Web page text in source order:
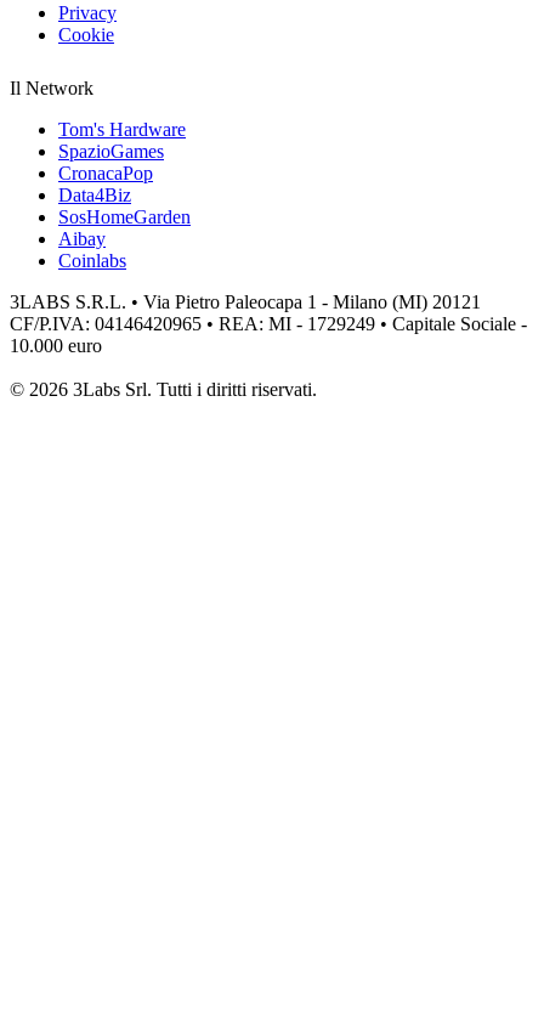
Privacy
Cookie
Il Network
Tom's Hardware
SpazioGames
CronacaPop
Data4Biz
SosHomeGarden
Aibay
Coinlabs
3LABS S.R.L. • Via Pietro Paleocapa 1 - Milano (MI) 20121
CF/P.IVA: 04146420965 • REA: MI - 1729249 • Capitale Sociale -
10.000 euro
© 2026 3Labs Srl. Tutti i diritti riservati.